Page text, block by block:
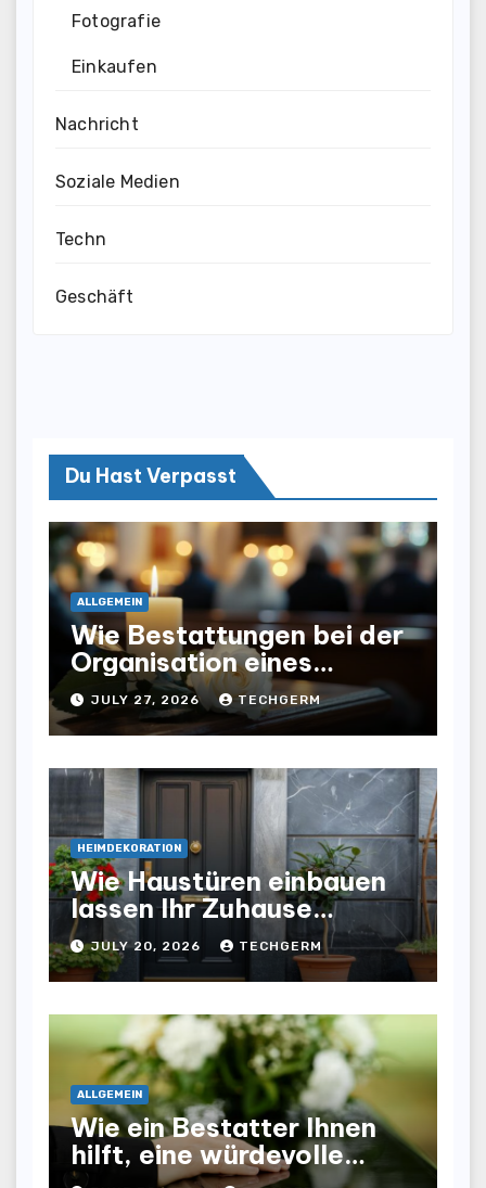
Fotografie
Einkaufen
Nachricht
Soziale Medien
Techn
Geschäft
Du Hast Verpasst
ALLGEMEIN
Wie Bestattungen bei der
Organisation eines
würdevollen Abschieds
helfen
JULY 27, 2026 TECHGERM
HEIMDEKORATION
Wie Haustüren einbauen
lassen Ihr Zuhause
optisch und funktional
aufwertet
JULY 20, 2026 TECHGERM
ALLGEMEIN
Wie ein Bestatter Ihnen
hilft, eine würdevolle
Abschiednahme für Ihre